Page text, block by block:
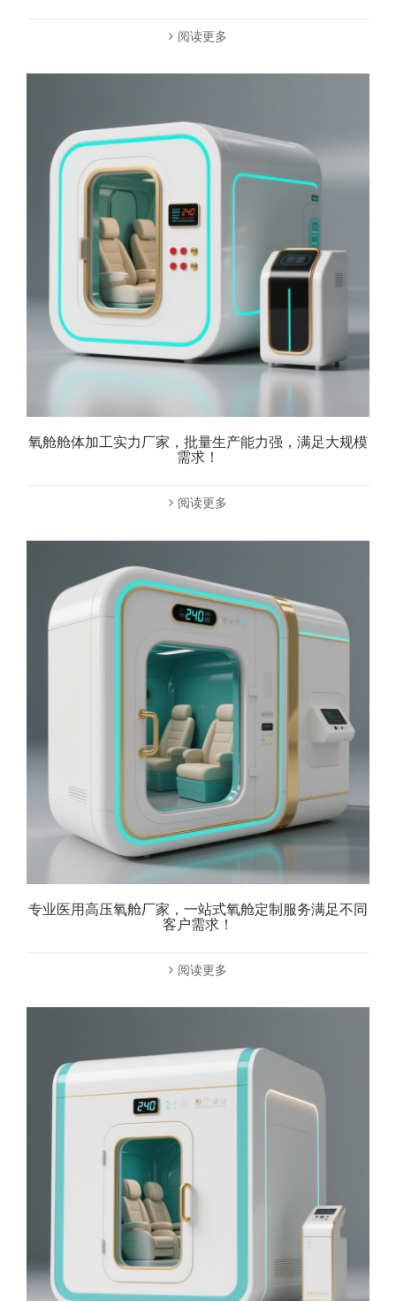
阅读更多
氧舱舱体加工实力厂家，批量生产能力强，满足大规模
需求！
阅读更多
专业医用高压氧舱厂家，一站式氧舱定制服务满足不同
客户需求！
阅读更多